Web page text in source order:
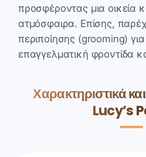
προσφέροντας μια οικεία
ατμόσφαιρα. Επίσης,
περιποίησης (grooming)
επαγγελματική φροντίδα
Χαρακτηριστικά
Lucy’s